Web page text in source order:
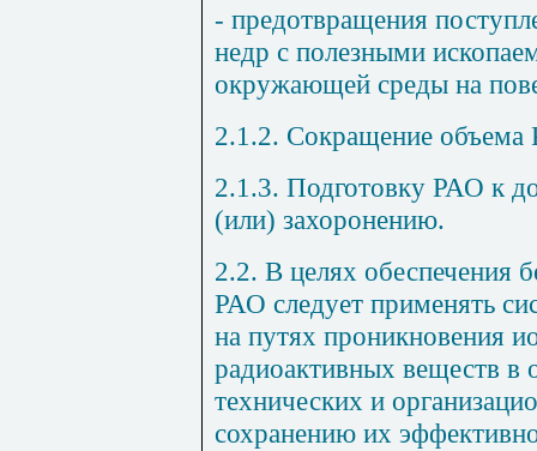
- предотвращения
недр с полезными
окружающей среды на
2.1.2. Сокращение
2.1.3. Подготовку РАО к
(или) захоронению.
2.2. В целях обеспечения
РАО следует применять
на путях проникновения
радиоактивных веществ
технических и
сохранению их